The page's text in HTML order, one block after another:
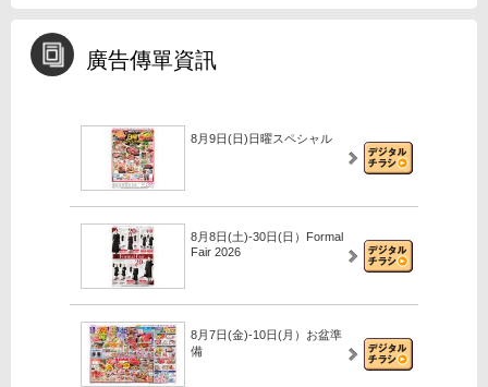
廣告傳單資訊
8月9日(日)日曜スペシャル
8月8日(土)-30日(日）Formal
Fair 2026
8月7日(金)-10日(月）お盆準
備